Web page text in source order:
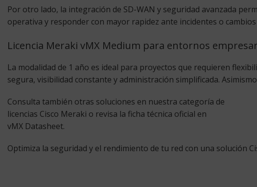
Por otro lado, la integración de SD-WAN y seguridad avanzada
operativa y responder con mayor rapidez ante incidentes o
Licencia Meraki vMX Medium para entornos
La modalidad de 1 año es ideal para proyectos que requieren
segura, visibilidad constante y administración simplificada.
Consulta también otras soluciones en nuestra categoría de
licencias Cisco Meraki o revisa la ficha técnica oficial en
vMX Datasheet.
Optimiza la seguridad y el rendimiento de tu red con una solución